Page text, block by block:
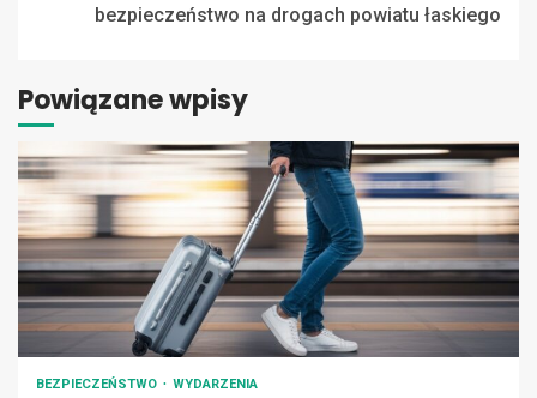
bezpieczeństwo na drogach powiatu łaskiego
Powiązane wpisy
BEZPIECZEŃSTWO WYDARZENIA